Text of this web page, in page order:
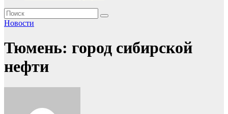
Новости
Тюмень: город сибирской
нефти